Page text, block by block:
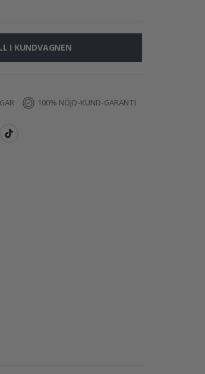
I KUNDVAGNEN
100% NÖJD-KUND-GARANTI